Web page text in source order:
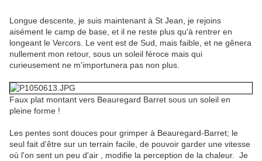
Longue descente, je suis maintenant à St Jean, je rejoins
aisément le camp de base, et il ne reste plus qu'à rentrer en
longeant le Vercors. Le vent est de Sud, mais faible, et ne gênera
nullement mon retour, sous un soleil féroce mais qui
curieusement ne m'importunera pas non plus.
Faux plat montant vers Beauregard Barret sous un soleil en
pleine forme !
Les pentes sont douces pour grimper à Beauregard-Barret; le
seul fait d'être sur un terrain facile, de pouvoir garder une vitesse
où l'on sent un peu d'air , modifie la perception de la chaleur. Je